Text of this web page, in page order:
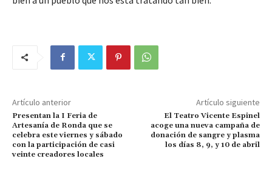
Artículo anterior
Presentan la I Feria de
Artesanía de Ronda que se
celebra este viernes y sábado
con la participación de casi
veinte creadores locales
Artículo siguiente
El Teatro Vicente Espinel
acoge una nueva campaña de
donación de sangre y plasma
los días 8, 9, y 10 de abril